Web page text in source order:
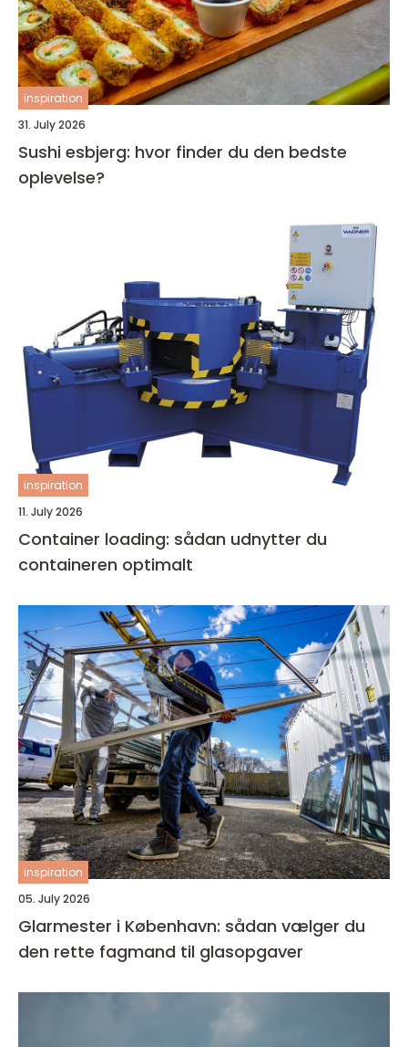
inspiration
31. July 2026
Sushi esbjerg: hvor finder du den bedste
oplevelse?
inspiration
11. July 2026
Container loading: sådan udnytter du
containeren optimalt
inspiration
05. July 2026
Glarmester i København: sådan vælger du
den rette fagmand til glasopgaver